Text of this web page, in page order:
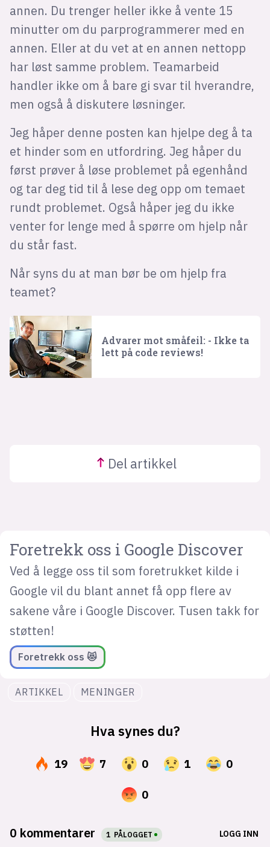
annen. Du trenger heller ikke å vente 15
minutter om du parprogrammerer med en
annen. Eller at du vet at en annen nettopp
har løst samme problem. Teamarbeid
handler ikke om å bare gi svar til hverandre,
men også å diskutere løsninger.
Jeg håper denne posten kan hjelpe deg å ta
et hinder som en utfordring. Jeg håper du
først prøver å løse problemet på egenhånd
og tar deg tid til å lese deg opp om temaet
rundt problemet. Også håper jeg du ikke
venter for lenge med å spørre om hjelp når
du står fast.
Når syns du at man bør be om hjelp fra
teamet?
Advarer mot småfeil: - Ikke ta
lett på code reviews!
Del artikkel
Foretrekk oss i Google Discover
Ved å legge oss til som foretrukket kilde i
Google vil du blant annet få opp flere av
sakene våre i Google Discover. Tusen takk for
støtten!
Foretrekk oss 😻
ARTIKKEL MENINGER